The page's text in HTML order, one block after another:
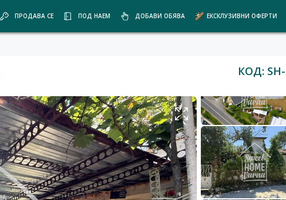
ПРОДАВА СЕ ПОД НАЕМ ДОБАВИ ОБЯВА ЕКСКЛУЗИВНИ ОФЕРТИ
КОД: